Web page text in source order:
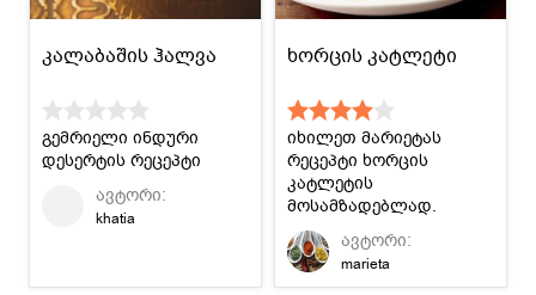
კალაბაშის ჰალვა
გემრიელი ინდური
დესერტის რეცეპტი
ავტორი:
khatia
ხორცის კატლეტი
იხილეთ მარიეტას
რეცეპტი ხორცის
კატლეტის
მოსამზადებლად.
ავტორი:
marieta